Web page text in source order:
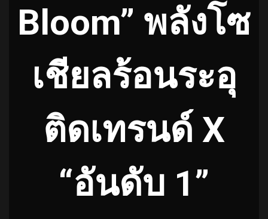
Bloom” พลังโซ
เชียลร้อนระอุ
ติดเทรนด์ X
“อันดับ 1”